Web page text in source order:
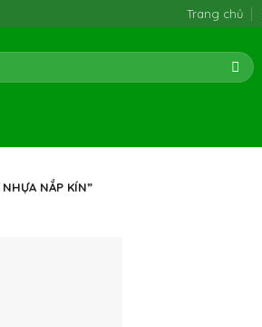
Trang chủ
NẮP KÍN”